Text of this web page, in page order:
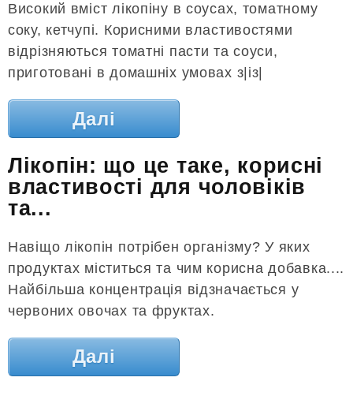
Високий вміст лікопіну в соусах, томатному
соку, кетчупі. Корисними властивостями
відрізняються томатні пасти та соуси,
приготовані в домашніх умовах з|із|
Далі
Лікопін: що це таке, корисні
властивості для чоловіків
та...
Навіщо лікопін потрібен організму? У яких
продуктах міститься та чим корисна добавка....
Найбільша концентрація відзначається у
червоних овочах та фруктах.
Далі